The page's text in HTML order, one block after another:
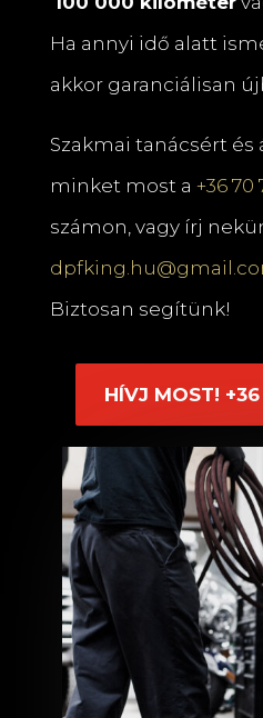
Ha annyi idő alatt
akkor garanciálisan
Szakmai tanácsért és
minket most a +36 70
számon, vagy írj
Biztosan segítünk!
HÍVJ MOST!